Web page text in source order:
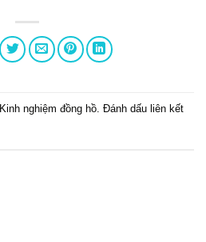
Kinh nghiệm đồng hồ. Đánh dấu liên kết